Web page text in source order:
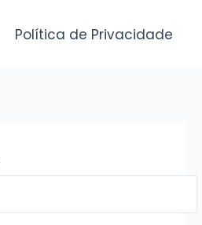
Política de Privacidade